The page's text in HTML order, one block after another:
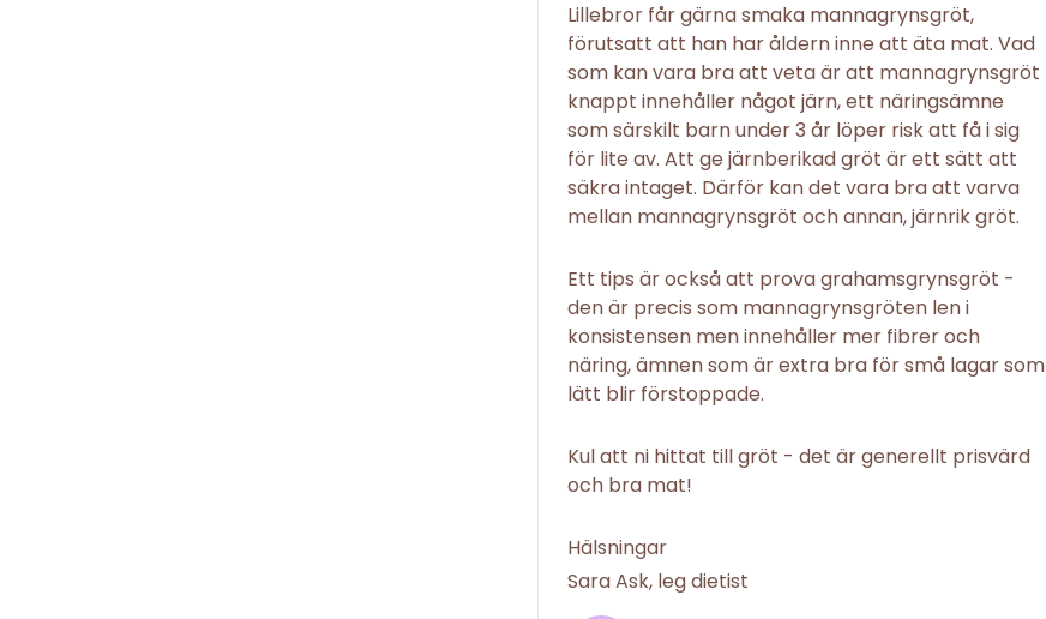
Lillebror får gärna smaka mannagrynsgröt,
förutsatt att han har åldern inne att äta mat. Vad
som kan vara bra att veta är att mannagrynsgröt
knappt innehåller något järn, ett näringsämne
som särskilt barn under 3 år löper risk att få i sig
för lite av. Att ge järnberikad gröt är ett sätt att
säkra intaget. Därför kan det vara bra att varva
mellan mannagrynsgröt och annan, järnrik gröt.
Ett tips är också att prova grahamsgrynsgröt -
den är precis som mannagrynsgröten len i
konsistensen men innehåller mer fibrer och
näring, ämnen som är extra bra för små lagar som
lätt blir förstoppade.
Kul att ni hittat till gröt - det är generellt prisvärd
och bra mat!
Hälsningar
Sara Ask, leg dietist